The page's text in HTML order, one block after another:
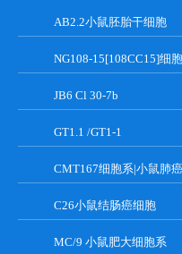
AB2.2小鼠胚胎干细胞
JB6 Cl 30-7b
GT1.1 /GT1-1
C26小鼠结肠癌细胞
MC/9 小鼠肥大细胞系